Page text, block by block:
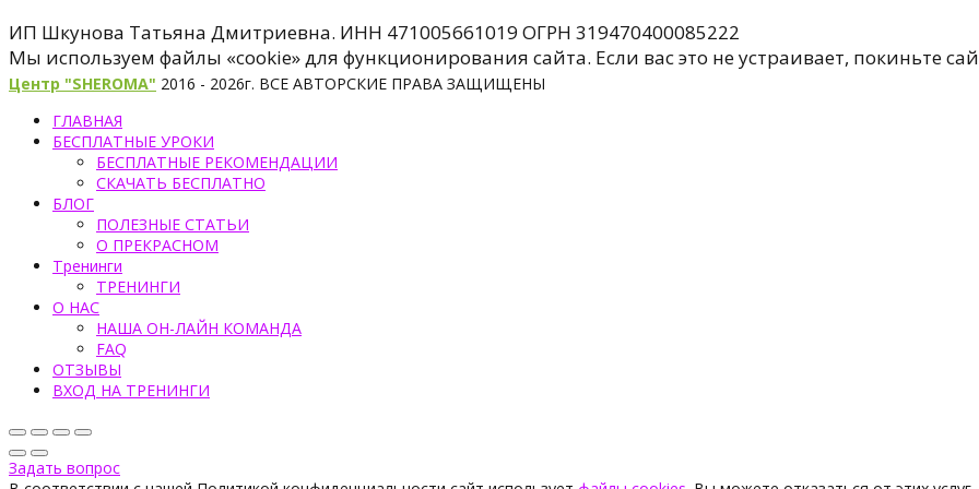
ИП Шкунова Татьяна Дмитриевна. ИНН 471005661019 ОГРН 319470400085222
Мы используем файлы «cookie» для функционирования сайта. Если вас это не устраивает, покиньте
Центр "SHEROMA" 2016 - 2026г. ВСЕ АВТОРСКИЕ ПРАВА ЗАЩИЩЕНЫ
ГЛАВНАЯ
БЕСПЛАТНЫЕ УРОКИ
БЕСПЛАТНЫЕ РЕКОМЕНДАЦИИ
СКАЧАТЬ БЕСПЛАТНО
БЛОГ
ПОЛЕЗНЫЕ СТАТЬИ
О ПРЕКРАСНОМ
Тренинги
ТРЕНИНГИ
О НАС
НАША ОН-ЛАЙН КОМАНДА
FAQ
ОТЗЫВЫ
ВХОД НА ТРЕНИНГИ
Задать вопрос